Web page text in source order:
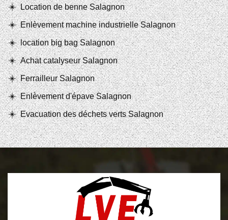
Location de benne Salagnon
Enlèvement machine industrielle Salagnon
location big bag Salagnon
Achat catalyseur Salagnon
Ferrailleur Salagnon
Enlèvement d'épave Salagnon
Evacuation des déchets verts Salagnon